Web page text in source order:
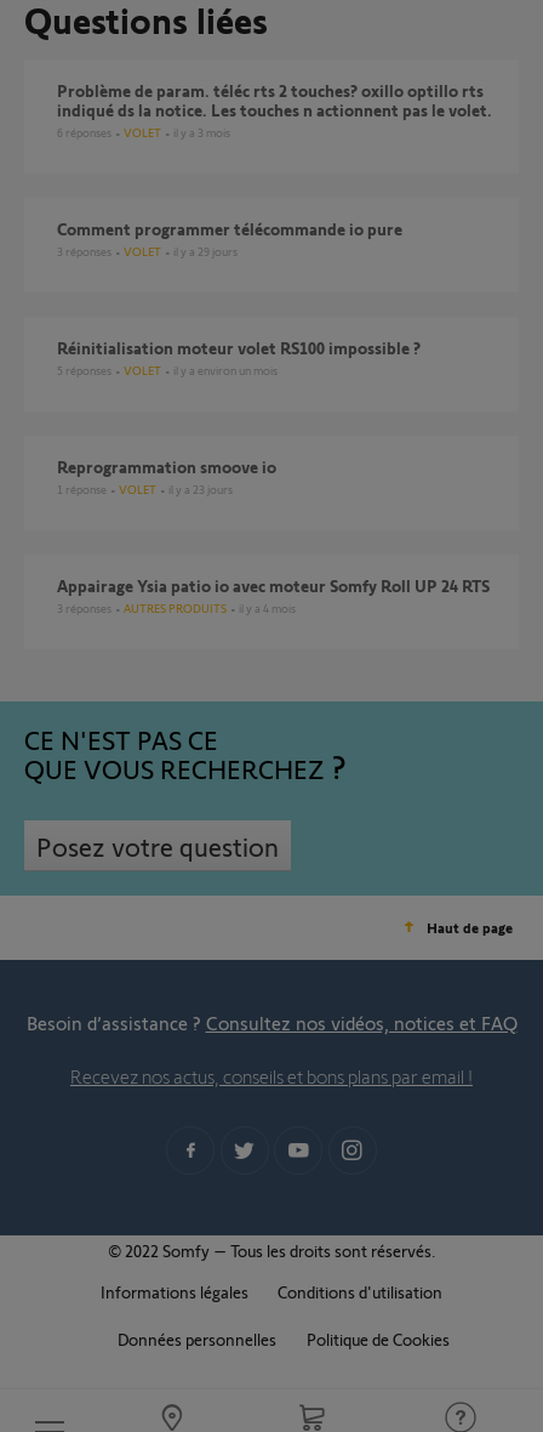
Questions liées
Problème de param. téléc rts 2 touches? oxillo optillo rts
indiqué ds la notice. Les touches n actionnent pas le volet.
6 réponses VOLET il y a 3 mois
Comment programmer télécommande io pure
3 réponses VOLET il y a 29 jours
Réinitialisation moteur volet RS100 impossible ?
5 réponses VOLET il y a environ un mois
reprogrammation smoove io
1 réponse VOLET il y a 23 jours
Appairage Ysia patio io avec moteur Somfy Roll UP 24 RTS
3 réponses AUTRES PRODUITS il y a 4 mois
CE N'EST PAS CE
QUE VOUS RECHERCHEZ
Posez votre question
Haut de page
Besoin d’assistance ? Consultez nos vidéos, notices et FAQ
Recevez nos actus, conseils et bons plans par email !
© 2022 Somfy – Tous les droits sont réservés.
Informations légales
Conditions d'utilisation
Données personnelles Politique de Cookies